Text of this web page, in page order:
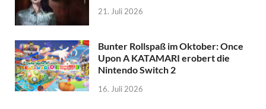
21. Juli 2026
Bunter Rollspaß im Oktober: Once
Upon A KATAMARI erobert die
Nintendo Switch 2
16. Juli 2026